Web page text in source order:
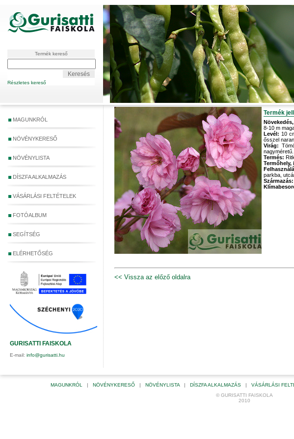
Termék kereső
Részletes kereső
MAGUNKRÓL
NÖVÉNYKERESŐ
NÖVÉNYLISTA
DÍSZFA ALKALMAZÁS
VÁSÁRLÁSI FELTÉTELEK
FOTÓALBUM
SEGÍTSÉG
ELÉRHETŐSÉG
GURISATTI FAISKOLA
E-mail: info@gurisatti.hu
Termék
8-10 m
Levél: 10
ősszel
Virág:
Termés:
Termőhely,
parkba,
Származás:
<< Vissza az előző oldalra
MAGUNKRÓL | NÖVÉNYKERESŐ | NÖVÉNYLISTA | DÍSZFA ALKALMAZÁS | VÁSÁRLÁSI
© GURISATTI FAISKOLA
2010